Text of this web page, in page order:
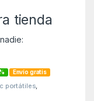
tienda
Envío gratis
portátiles,